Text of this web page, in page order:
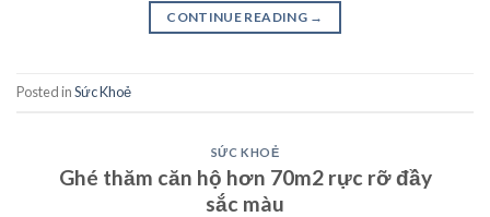
CONTINUE READING →
Posted inSức Khoẻ
SỨC KHOẺ
Ghé thăm căn hộ hơn 70m2 rực rỡ đầy
sắc màu